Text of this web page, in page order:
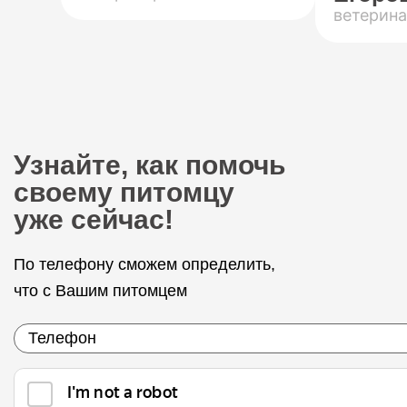
Узнайте, как помочь
своему питомцу
уже сейчас!
По телефону сможем определить,
что с Вашим питомцем